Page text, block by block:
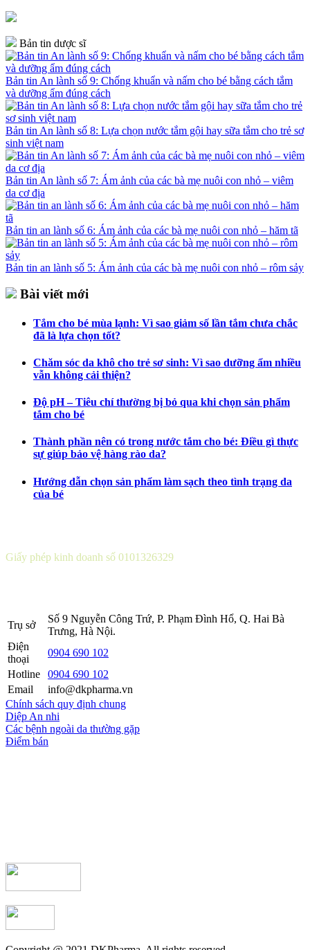
Bản tin dược sĩ
Bản tin An lành số 9: Chống khuẩn và nấm cho bé bằng cách tắm
và dưỡng ẩm đúng cách
Bản tin An lành số 8: Lựa chọn nước tắm gội hay sữa tắm cho trẻ sơ
sinh việt nam
Bản tin An lành số 7: Ám ảnh của các bà mẹ nuôi con nhỏ – viêm
da cơ địa
Bản tin an lành số 6: Ám ảnh của các bà mẹ nuôi con nhỏ – hăm tã
Bản tin an lành số 5: Ám ảnh của các bà mẹ nuôi con nhỏ – rôm sảy
Bài viết mới
Tắm cho bé mùa lạnh: Vì sao giảm số lần tắm chưa chắc
đã là lựa chọn tốt?
Chăm sóc da khô cho trẻ sơ sinh: Vì sao dưỡng ẩm nhiều
vẫn không cải thiện?
Độ pH – Tiêu chí thường bị bỏ qua khi chọn sản phẩm
tắm cho bé
Thành phần nên có trong nước tắm cho bé: Điều gì thực
sự giúp bảo vệ hàng rào da?
Hướng dẫn chọn sản phẩm làm sạch theo tình trạng da
của bé
Giấy phép kinh doanh số 0101326329
Trụ sở
Số 9 Nguyễn Công Trứ, P. Phạm Đình Hổ, Q. Hai Bà
Trưng, Hà Nội.
Điện
thoại
0904 690 102
Hotline
0904 690 102
Email
info@dkpharma.vn
Chính sách quy định chung
Diệp An nhi
Các bệnh ngoài da thường gặp
Điểm bán